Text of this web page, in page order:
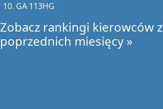
GA 113HG
Zobacz rankingi kierowców z
poprzednich miesięcy »